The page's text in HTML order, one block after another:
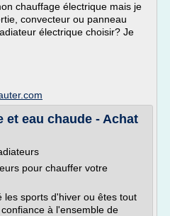
chauffage électrique mais je
convecteur ou panneau
électrique choisir? Je
et eau chaude - Achat
pour chauffer votre
les sports d'hiver ou êtes tout
à l'ensemble de